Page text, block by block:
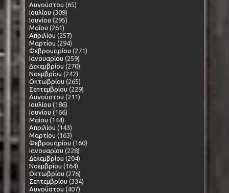
Αυγούστου (65)
Ιουλίου (309)
Ιουνίου (295)
Μαΐου (261)
Απριλίου (257)
Μαρτίου (294)
Φεβρουαρίου (271)
Ιανουαρίου (259)
Δεκεμβρίου (270)
Νοεμβρίου (242)
Οκτωβρίου (265)
Σεπτεμβρίου (229)
Αυγούστου (211)
Ιουλίου (186)
Ιουνίου (166)
Μαΐου (144)
Απριλίου (143)
Μαρτίου (163)
Φεβρουαρίου (160)
Ιανουαρίου (228)
Δεκεμβρίου (204)
Νοεμβρίου (164)
Οκτωβρίου (276)
Σεπτεμβρίου (334)
Αυγούστου (407)